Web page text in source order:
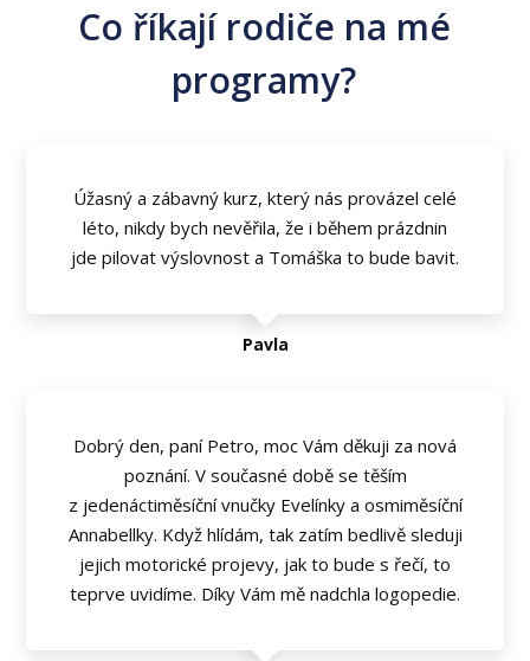
Co říkají rodiče na mé
programy?
Úžasný a zábavný kurz, který nás provázel celé
léto, nikdy bych nevěřila, že i během prázdnin
jde pilovat výslovnost a Tomáška to bude bavit.
Pavla
Dobrý den, paní Petro, moc Vám děkuji za nová
poznání. V současné době se těším
z jedenáctiměsíční vnučky Evelínky a osmiměsíční
Annabellky. Když hlídám, tak zatím bedlivě sleduji
jejich motorické projevy, jak to bude s řečí, to
teprve uvidíme. Díky Vám mě nadchla logopedie.